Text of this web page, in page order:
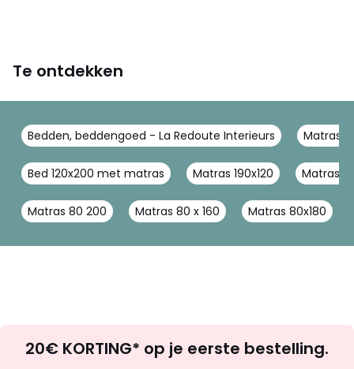
Te ontdekken
Bedden, beddengoed - La Redoute Interieurs
Bed 120x200 met matras Matras 190x120 Matras
Matras 80 200 Matras 80 x 160 Matras 80x180
zoek
20€ KORTING* op je eerste bestelling.